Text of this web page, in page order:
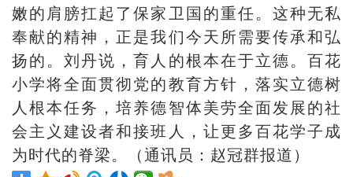
嫩的肩膀扛起了保家卫国的重任。这种无私
奉献的精神，正是我们今天所需要传承和弘
扬的。刘丹说，育人的根本在于立德。百花
小学将全面贯彻党的教育方针，落实立德树
人根本任务，培养德智体美劳全面发展的社
会主义建设者和接班人，让更多百花学子成
为时代的脊梁。（通讯员：赵冠群报道）